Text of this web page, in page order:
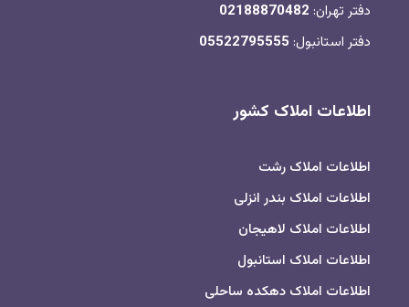
دفتر تهران: 02188870482
دفتر استانبول: 05522795555
اطلاعات املاک کشور
اطلاعات املاک رشت
اطلاعات املاک بندر انزلی
اطلاعات املاک لاهیجان
اطلاعات املاک استانبول
اطلاعات املاک دهکده ساحلی